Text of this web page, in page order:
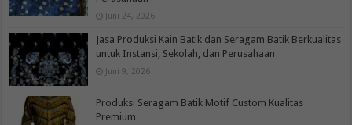
Juni 24, 2026
Jasa Produksi Kain Batik dan Seragam Batik Berkualitas
untuk Instansi, Sekolah, dan Perusahaan
Juni 9, 2026
Produksi Seragam Batik Motif Custom Kualitas
Premium